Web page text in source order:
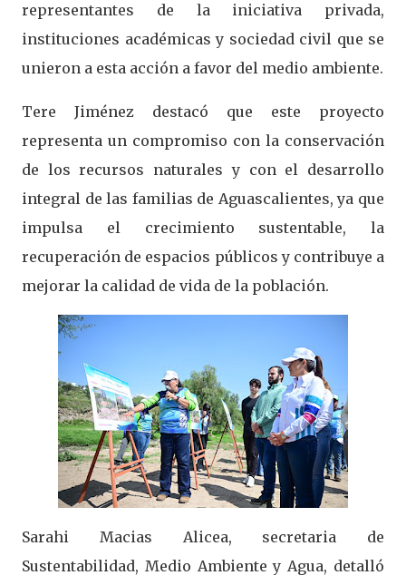
representantes de la iniciativa privada,
instituciones académicas y sociedad civil que se
unieron a esta acción a favor del medio ambiente.
Tere Jiménez destacó que este proyecto
representa un compromiso con la conservación
de los recursos naturales y con el desarrollo
integral de las familias de Aguascalientes, ya que
impulsa el crecimiento sustentable, la
recuperación de espacios públicos y contribuye a
mejorar la calidad de vida de la población.
Sarahi Macias Alicea, secretaria de
Sustentabilidad, Medio Ambiente y Agua, detalló